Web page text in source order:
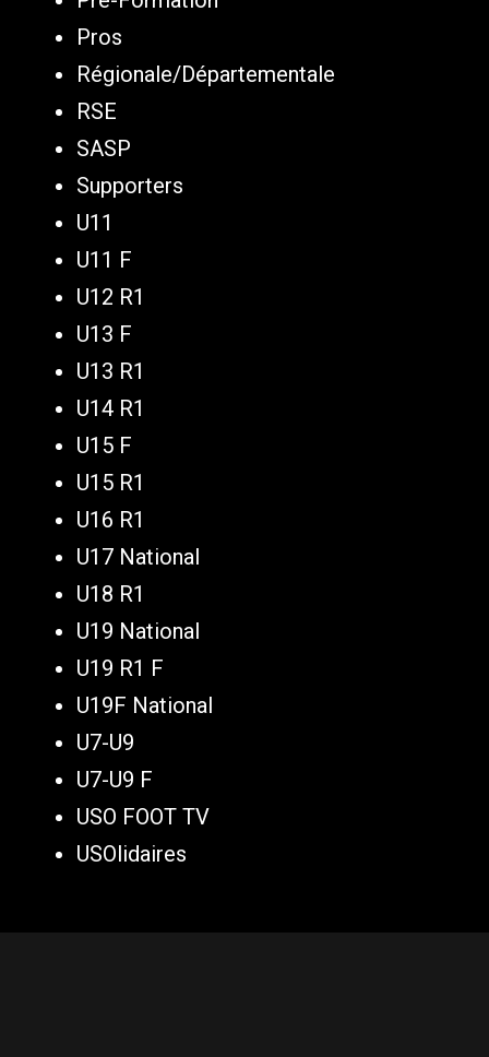
Pros
Régionale/Départementale
RSE
SASP
Supporters
U11
U11 F
U12 R1
U13 F
U13 R1
U14 R1
U15 F
U15 R1
U16 R1
U17 National
U18 R1
U19 National
U19 R1 F
U19F National
U7-U9
U7-U9 F
USO FOOT TV
USOlidaires